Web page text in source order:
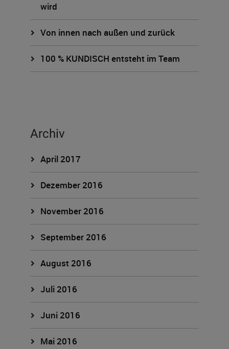
wird
Von innen nach außen und zurück
100 % KUNDISCH entsteht im Team
Archiv
April 2017
Dezember 2016
November 2016
September 2016
August 2016
Juli 2016
Juni 2016
Mai 2016